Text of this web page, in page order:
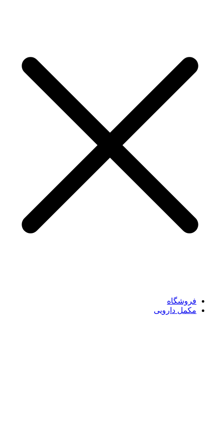
فروشگاه
مکمل دارویی